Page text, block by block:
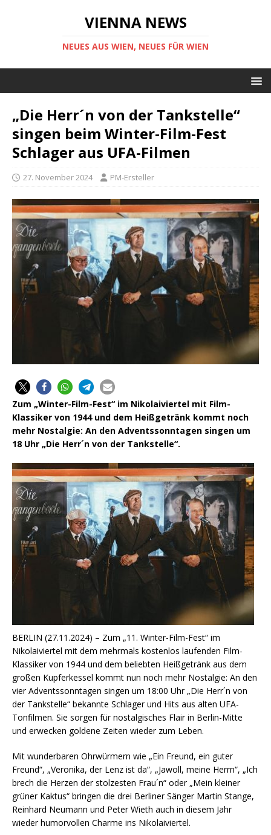
VIENNA NEWS
NEUES AUS WIEN, NEUES FÜR WIEN
„Die Herr´n von der Tankstelle“
singen beim Winter-Film-Fest
Schlager aus UFA-Filmen
27. November 2024 PM-Ersteller
Zum „Winter-Film-Fest“ im Nikolaiviertel mit Film-
Klassiker von 1944 und dem Heißgetränk kommt noch
mehr Nostalgie: An den Adventssonntagen singen um
18 Uhr „Die Herr´n von der Tankstelle“.
BERLIN (27.11.2024) – Zum „11. Winter-Film-Fest“ im
Nikolaiviertel mit dem mehrmals kostenlos laufenden Film-
Klassiker von 1944 und dem beliebten Heißgetränk aus dem
großen Kupferkessel kommt nun noch mehr Nostalgie: An den
vier Adventssonntagen singen um 18:00 Uhr „Die Herr´n von
der Tankstelle“ bekannte Schlager und Hits aus alten UFA-
Tonfilmen. Sie sorgen für nostalgisches Flair in Berlin-Mitte
und erwecken goldene Zeiten wieder zum Leben.
Mit wunderbaren Ohrwürmern wie „Ein Freund, ein guter
Freund“, „Veronika, der Lenz ist da“, „Jawoll, meine Herrn“, „Ich
brech die Herzen der stolzesten Frau´n“ oder „Mein kleiner
grüner Kaktus“ bringen die drei Berliner Sänger Martin Stange,
Reinhard Neumann und Peter Wieth auch in diesem Jahr
wieder humorvollen Charme ins Nikolaiviertel.